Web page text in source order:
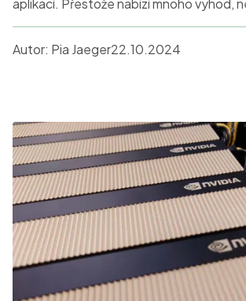
aplikací. Přestože nabízí mnoho výhod,
řešením pro všechny. Tento článek se
analýzou ekonomických a technických
scalingu a jeho vhodnosti pro různé typy
Autor: Pia Jaeger22.10.2024